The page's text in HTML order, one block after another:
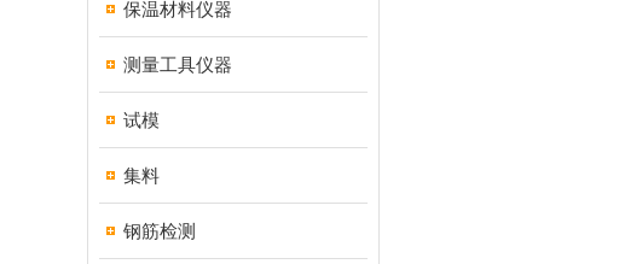
保温材料仪器
测量工具仪器
试模
集料
钢筋检测